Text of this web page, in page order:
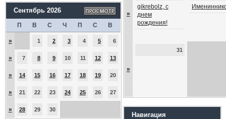
Сентябрь 2026
П В С Ч П С В
» 1 2 3 4 5 6
» 7 8 9 10 11 12 13
» 14 15 16 17 18 19 20
» 21 22 23 24 25 26 27
» 28 29 30
»
gikrebolz, с
днем
рождения!
»
31
Навигация